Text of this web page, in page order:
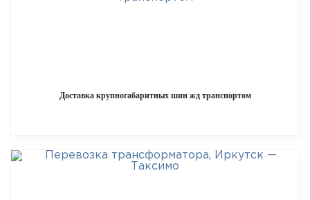
Доставка крупногабаритных шин жд транспортом